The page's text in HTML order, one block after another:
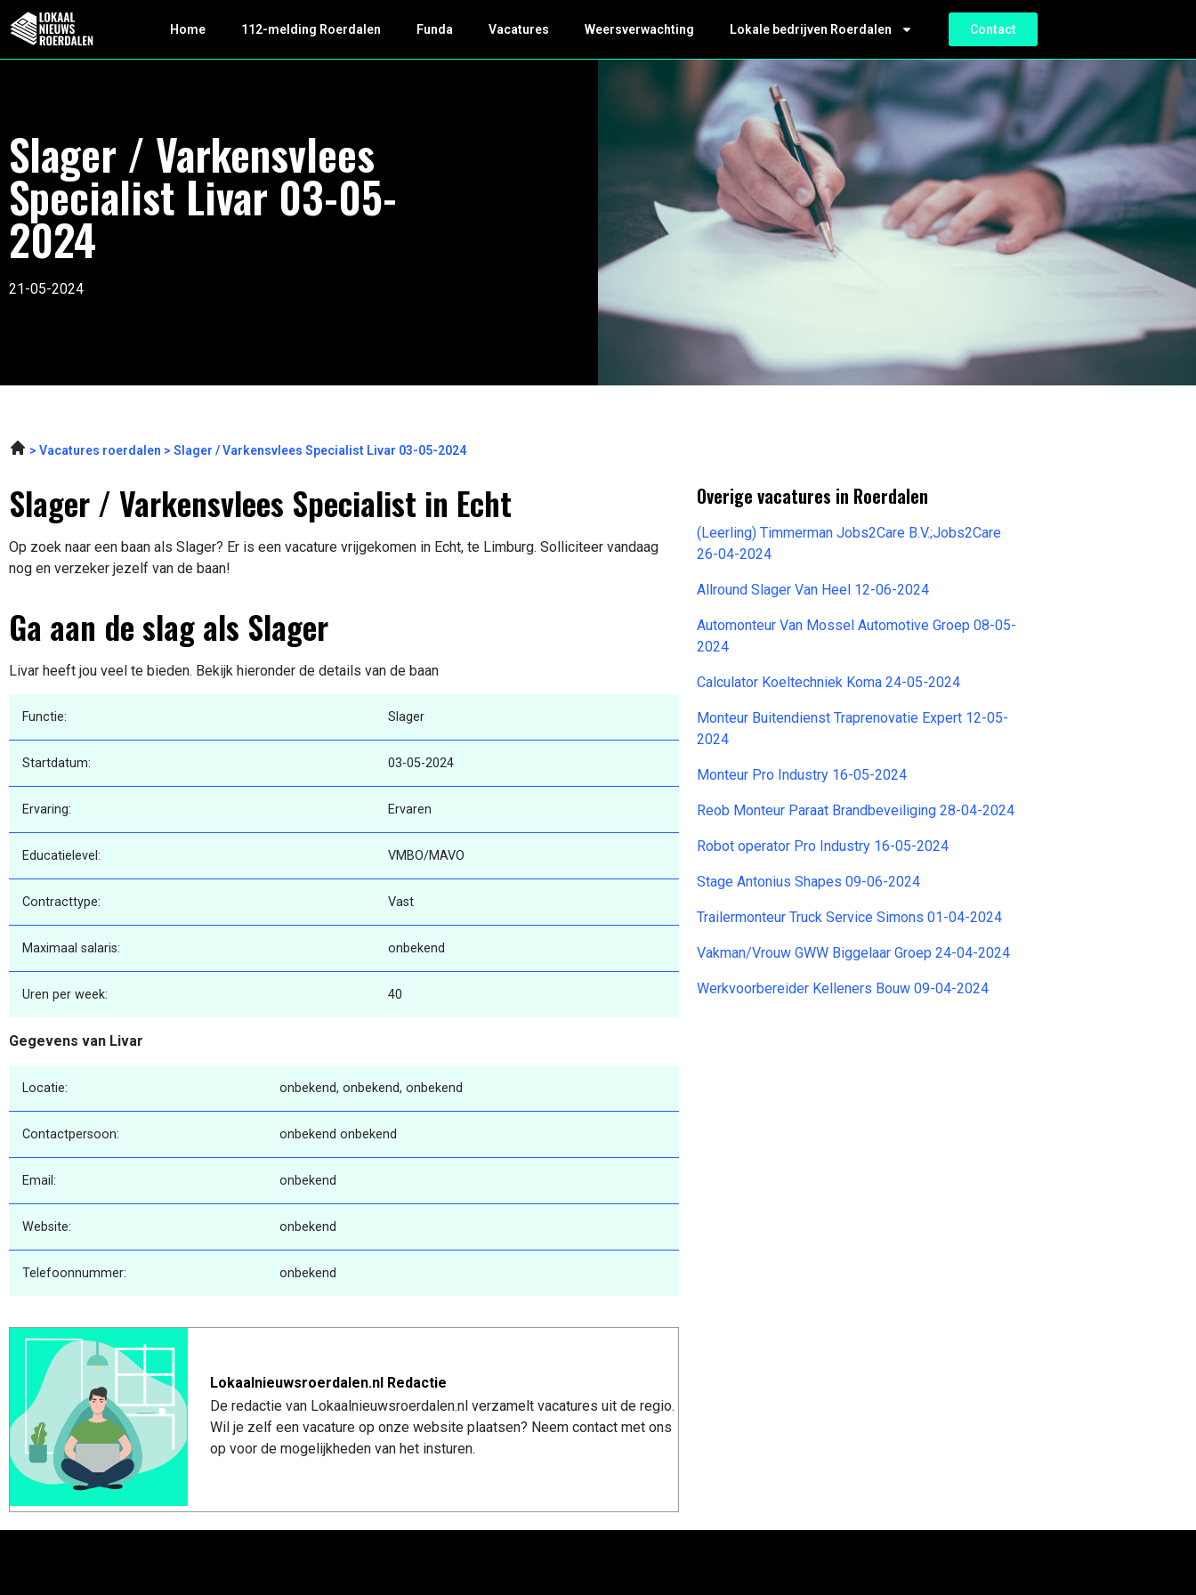
Home 112-melding Roerdalen Funda Vacatures Weersverwachting Lokale bedrijven Roerdalen Contact
Slager / Varkensvlees
Specialist Livar 03-05-
2024
21-05-2024
Vacatures roerdalen Slager / Varkensvlees Specialist Livar 03-05-2024
Slager / Varkensvlees Specialist in Echt
Op zoek naar een baan als Slager? Er is een vacature vrijgekomen in Echt, te Limburg. Solliciteer vandaag
nog en verzeker jezelf van de baan!
Ga aan de slag als Slager
Livar heeft jou veel te bieden. Bekijk hieronder de details van de baan
Functie: Slager
Startdatum: 03-05-2024
Ervaring: Ervaren
Educatielevel: VMBO/MAVO
Contracttype: Vast
Maximaal salaris: onbekend
Uren per week: 40
Gegevens van Livar
Locatie: onbekend, onbekend, onbekend
Contactpersoon: onbekend onbekend
Email: onbekend
Website: onbekend
Telefoonnummer: onbekend
Lokaalnieuwsroerdalen.nl Redactie
De redactie van Lokaalnieuwsroerdalen.nl verzamelt vacatures uit de regio.
Wil je zelf een vacature op onze website plaatsen? Neem contact met ons
op voor de mogelijkheden van het insturen.
Overige vacatures in Roerdalen
(Leerling) Timmerman Jobs2Care B.V.;Jobs2Care
26-04-2024
Allround Slager Van Heel 12-06-2024
Automonteur Van Mossel Automotive Groep 08-05-
2024
Calculator Koeltechniek Koma 24-05-2024
Monteur Buitendienst Traprenovatie Expert 12-05-
2024
Monteur Pro Industry 16-05-2024
Reob Monteur Paraat Brandbeveiliging 28-04-2024
Robot operator Pro Industry 16-05-2024
Stage Antonius Shapes 09-06-2024
Trailermonteur Truck Service Simons 01-04-2024
Vakman/Vrouw GWW Biggelaar Groep 24-04-2024
Werkvoorbereider Kelleners Bouw 09-04-2024